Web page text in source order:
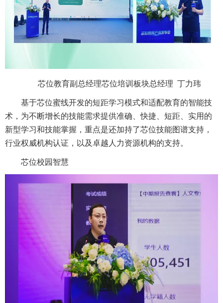
芯位教育副总经理芯位培训板块总经理 丁力玮
基于芯位蜜线开发的短距学习模式和适配教育的智能技
术，为不断增长的技能需求提供准确、快捷、短距、实用的
新型学习和技能掌握，重点是还加持了芯位技能图谱支持，
行业权威机构认证，以及卓越人力资源机构的支持。
芯位校园智慧